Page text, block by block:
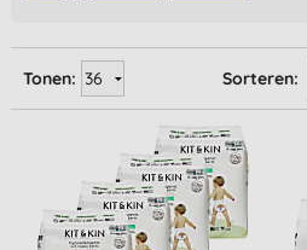
Sorteren:
Tonen: